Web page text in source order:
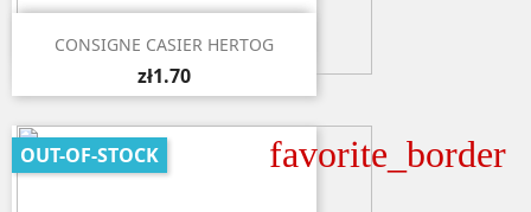
 Quick view
CONSIGNE CASIER HERTOG
zł1.70
favorite_border
OUT-OF-STOCK